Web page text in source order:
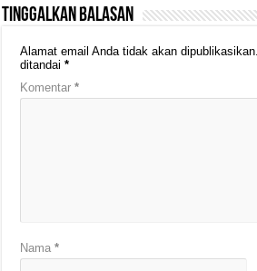
Tinggalkan Balasan
Alamat email Anda tidak akan dipublikasikan.
ditandai*
Komentar*
Nama*